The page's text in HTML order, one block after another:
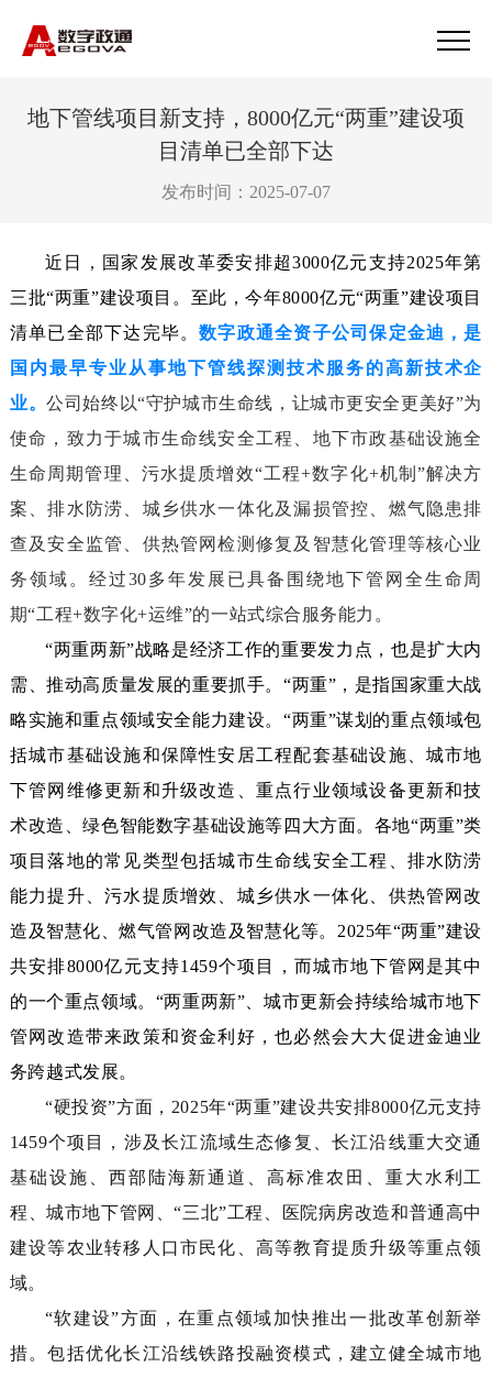
地下管线项目新支持，8000亿元“两重”建设项
目清单已全部下达
发布时间：2025-07-07
近日，国家发展改革委安排超3000亿元支持2025年第
三批“两重”建设项目。至此，今年8000亿元“两重”建设项目
清单已全部下达完毕。数字政通全资子公司保定金迪，是
国内最早专业从事地下管线探测技术服务的高新技术企
业。公司始终以“守护城市生命线，让城市更安全更美好”为
使命，致力于城市生命线安全工程、地下市政基础设施全
生命周期管理、污水提质增效“工程+数字化+机制”解决方
案、排水防涝、城乡供水一体化及漏损管控、燃气隐患排
查及安全监管、供热管网检测修复及智慧化管理等核心业
务领域。经过30多年发展已具备围绕地下管网全生命周
期“工程+数字化+运维”的一站式综合服务能力。
“两重两新”战略是经济工作的重要发力点，也是扩大内
需、推动高质量发展的重要抓手。“两重”，是指国家重大战
略实施和重点领域安全能力建设。“两重”谋划的重点领域包
括城市基础设施和保障性安居工程配套基础设施、城市地
下管网维修更新和升级改造、重点行业领域设备更新和技
术改造、绿色智能数字基础设施等四大方面。各地“两重”类
项目落地的常见类型包括城市生命线安全工程、排水防涝
能力提升、污水提质增效、城乡供水一体化、供热管网改
造及智慧化、燃气管网改造及智慧化等。2025年“两重”建设
共安排8000亿元支持1459个项目，而城市地下管网是其中
的一个重点领域。“两重两新”、城市更新会持续给城市地下
管网改造带来政策和资金利好，也必然会大大促进金迪业
务跨越式发展。
“硬投资”方面， 2025年“两重”建设共安排8000亿元支持
1459个项目，涉及长江流域生态修复、长江沿线重大交通
基础设施、西部陆海新通道、高标准农田、重大水利工
程、城市地下管网、“三北”工程、医院病房改造和普通高中
建设等农业转移人口市民化、高等教育提质升级等重点领
域。
“软建设”方面，在重点领域加快推出一批改革创新举
措。包括优化长江沿线铁路投融资模式，建立健全城市地